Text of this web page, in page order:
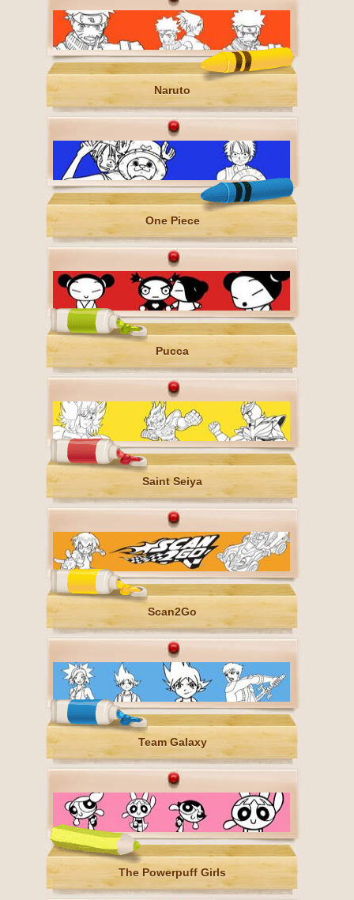
Naruto
One Piece
Pucca
Saint Seiya
Scan2Go
Team Galaxy
The Powerpuff Girls